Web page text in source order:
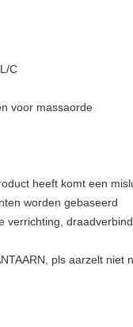
C
voor massaorde
heeft komt een
worden gebaseerd
pls aarzelt niet